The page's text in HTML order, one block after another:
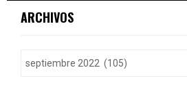
h
ARCHIVOS